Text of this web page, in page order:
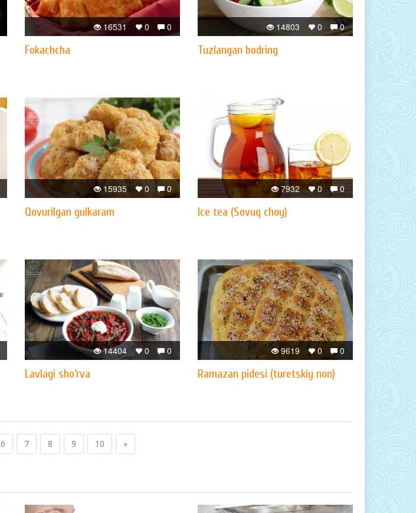
0
0
16531
Fokachcha
0
0
14803
Tuzlangan bodring
0
0
15935
Qovurilgan gulkaram
0
0
7932
Ice tea (Sovuq choy)
0
0
14404
Lavlagi sho‘rva
0
0
9619
Ramazan pidesi (turetskiy non)
6 7 8 9 10 »